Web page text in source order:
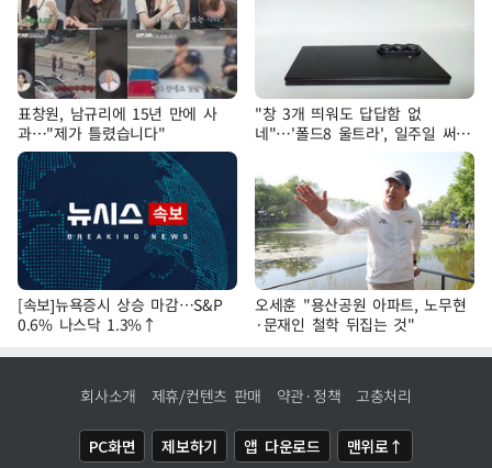
표창원, 남규리에 15년 만에 사
과…"제가 틀렸습니다"
"창 3개 띄워도 답답함 없
네"…'폴드8 울트라', 일주일 써보
[속보]뉴욕증시 상승 마감…S&P
0.6% 나스닥 1.3%↑
오세훈 "용산공원 아파트, 노무현
·문재인 철학 뒤집는 것"
회사소개 제휴/컨텐츠 판매 약관·정책 고충처리
PC화면 제보하기 앱 다운로드 맨위로↑